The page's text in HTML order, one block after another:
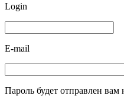
Login
E-mail
Пароль будет отправлен вам